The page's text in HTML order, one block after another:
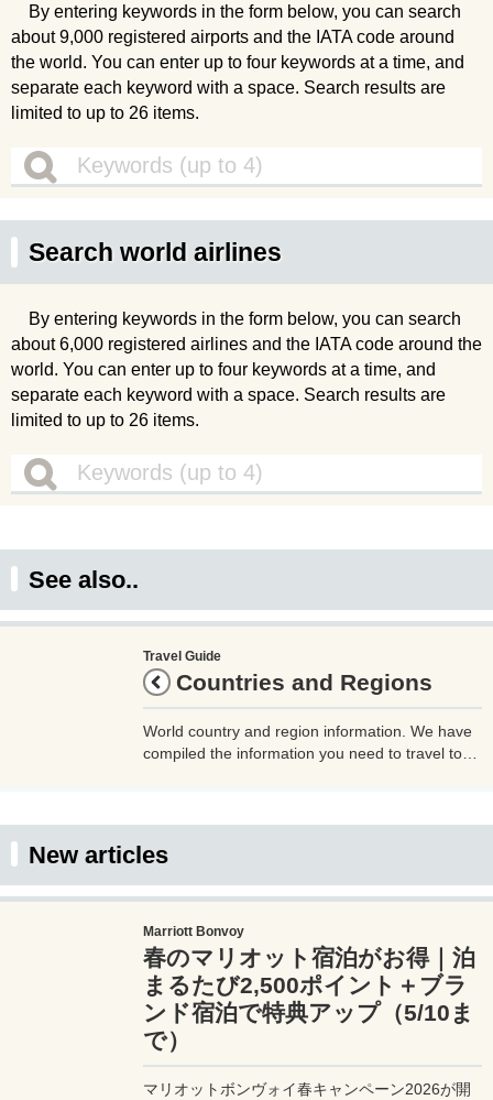
By entering keywords in the form below, you can search
about 9,000 registered airports and the IATA code around
the world. You can enter up to four keywords at a time, and
separate each keyword with a space. Search results are
limited to up to 26 items.
Search world airlines
By entering keywords in the form below, you can search
about 6,000 registered airlines and the IATA code around the
world. You can enter up to four keywords at a time, and
separate each keyword with a space. Search results are
limited to up to 26 items.
See also..
Travel Guide
Countries and Regions
World country and region information. We have
compiled the information you need to travel to
traveling.
New articles
Marriott Bonvoy
春のマリオット宿泊がお得｜泊
まるたび2,500ポイント＋ブラ
ンド宿泊で特典アップ（5/10ま
で）
マリオットボンヴォイ春キャンペーン2026が開